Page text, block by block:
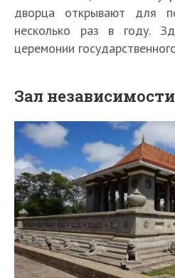
дворца открывают для
несколько раз в году.
церемонии
Зал независимости